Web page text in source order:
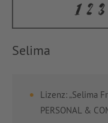
Selima
Lizenz: „Selima
PERSONAL &